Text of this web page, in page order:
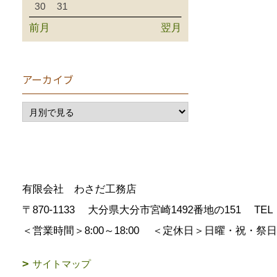
30
31
前月 翌月
アーカイブ
有限会社 わさだ工務店
〒870-1133
大分県大分市宮崎1492番地の151 TEL
＜営業時間＞8:00～18:00
＜定休日＞日曜・祝・祭
サイトマップ